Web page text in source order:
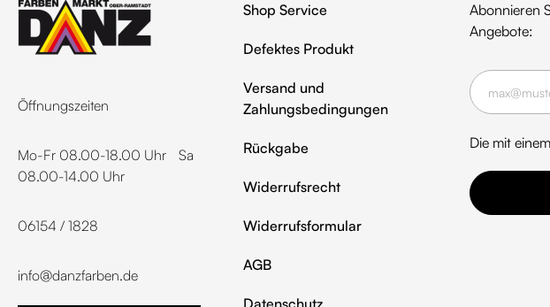
Öffnungszeiten
Mo-Fr 08.00-18.00 Uhr Sa
08.00-14.00 Uhr
06154 / 1828
info@danzfarben.de
Shop Service
Defektes Produkt
Versand und
Zahlungsbedingungen
Rückgabe
Widerrufsrecht
Widerrufsformular
AGB
Datenschutz
Abonnieren
Angebote:
Die mit